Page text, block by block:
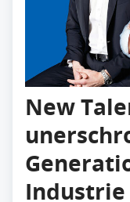
New